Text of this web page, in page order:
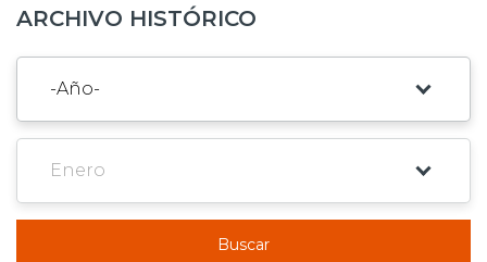
ARCHIVO HISTÓRICO
Buscar